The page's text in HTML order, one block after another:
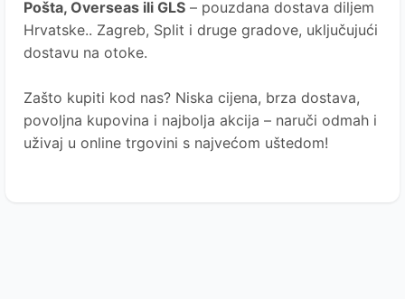
Pošta, Overseas ili GLS – pouzdana dostava diljem
Hrvatske.. Zagreb, Split i druge gradove, uključujući
dostavu na otoke.
Zašto kupiti kod nas? Niska cijena, brza dostava,
povoljna kupovina i najbolja akcija – naruči odmah i
uživaj u online trgovini s najvećom uštedom!